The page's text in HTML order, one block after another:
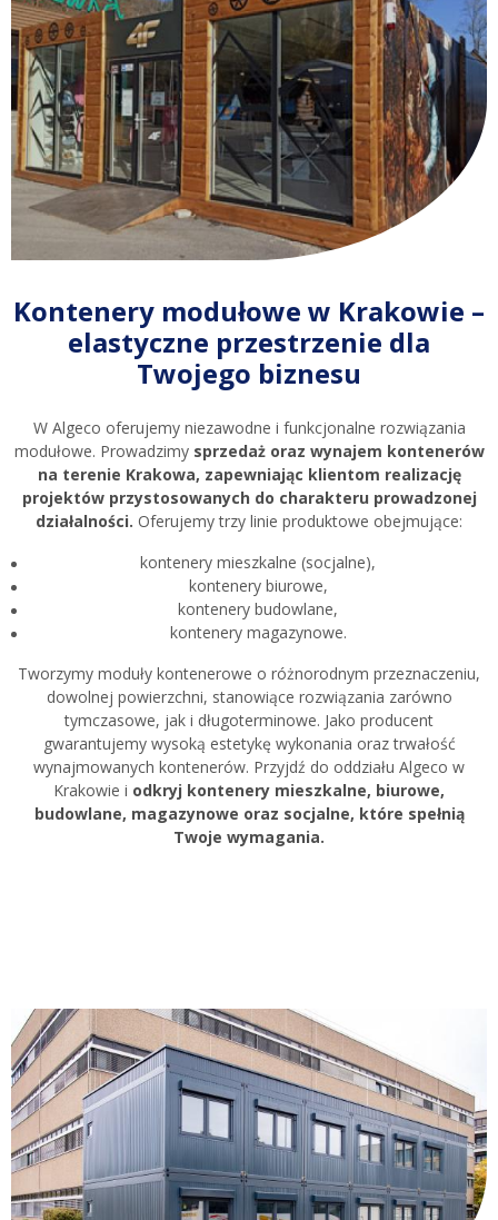
Kontenery modułowe w Krakowie –
elastyczne przestrzenie dla
Twojego biznesu
W Algeco oferujemy niezawodne i funkcjonalne rozwiązania
modułowe. Prowadzimy sprzedaż oraz wynajem kontenerów
na terenie Krakowa, zapewniając klientom realizację
projektów przystosowanych do charakteru prowadzonej
działalności. Oferujemy trzy linie produktowe obejmujące:
kontenery mieszkalne (socjalne),
kontenery biurowe,
kontenery budowlane,
kontenery magazynowe.
Tworzymy moduły kontenerowe o różnorodnym przeznaczeniu,
dowolnej powierzchni, stanowiące rozwiązania zarówno
tymczasowe, jak i długoterminowe. Jako producent
gwarantujemy wysoką estetykę wykonania oraz trwałość
wynajmowanych kontenerów. Przyjdź do oddziału Algeco w
Krakowie i odkryj kontenery mieszkalne, biurowe,
budowlane, magazynowe oraz socjalne, które spełnią
Twoje wymagania.